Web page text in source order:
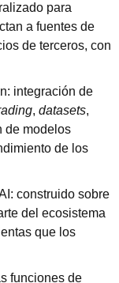
para
a fuentes de
de terceros, con
integración de
, datasets,
de modelos
de los
construido sobre
del ecosistema
que los
funciones de